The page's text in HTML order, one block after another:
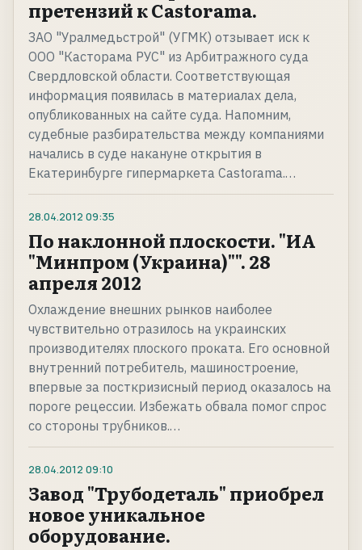
претензий к Castorama.
ЗАО "Уралмедьстрой" (УГМК) отзывает иск к
ООО "Касторама РУС" из Арбитражного суда
Свердловской области. Соответствующая
информация появилась в материалах дела,
опубликованных на сайте суда. Напомним,
судебные разбирательства между компаниями
начались в суде накануне открытия в
Екатеринбурге гипермаркета Castorama.…
28.04.2012 09:35
По наклонной плоскости. "ИА
"Минпром (Украина)"". 28
апреля 2012
Охлаждение внешних рынков наиболее
чувствительно отразилось на украинских
производителях плоского проката. Его основной
внутренний потребитель, машиностроение,
впервые за посткризисный период оказалось на
пороге рецессии. Избежать обвала помог спрос
со стороны трубников.…
28.04.2012 09:10
Завод "Трубодеталь" приобрел
новое уникальное
оборудование.